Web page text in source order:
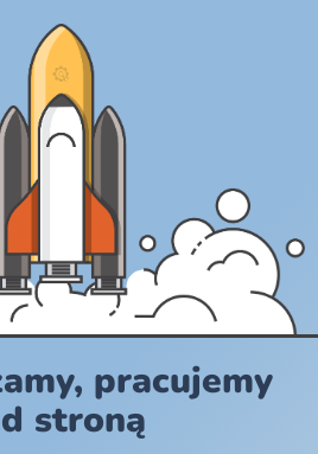
pracujemy
stroną